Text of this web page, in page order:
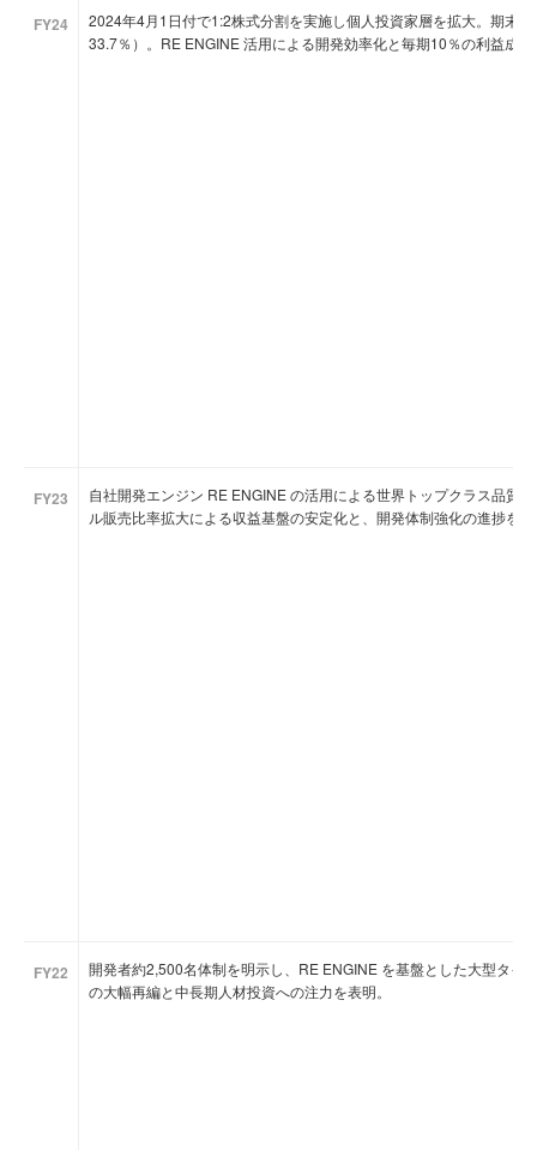
FY24
2024年4月1日付で1:2株式分割を実施し個人投資家層を拡大。期末
33.7％）。RE ENGINE 活用による開発効率化と毎期10％の利益成
FY23
自社開発エンジン RE ENGINE の活用による世界トップクラス品質
ル販売比率拡大による収益基盤の安定化と、開発体制強化の進捗を
FY22
開発者約2,500名体制を明示し、RE ENGINE を基盤とした大型タイ
の大幅再編と中長期人材投資への注力を表明。